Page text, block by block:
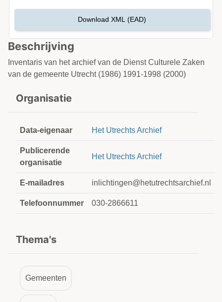
Beschrijving
Inventaris van het archief van de Dienst Culturele Zaken
van de gemeente Utrecht (1986) 1991-1998 (2000)
Organisatie
Data-eigenaar Het Utrechts Archief
Publicerende
organisatie
Het Utrechts Archief
E-mailadres inlichtingen@hetutrechtsarchief.nl
Telefoonnummer 030-2866611
Thema's
Gemeenten
Download XML (EAD)